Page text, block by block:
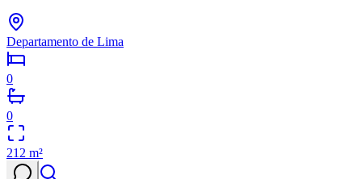
Departamento de Lima
0
0
212 m²